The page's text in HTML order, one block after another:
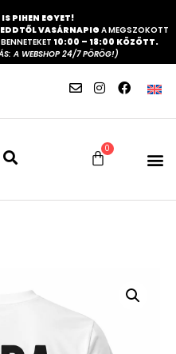
PIHEN EGYET!
VASÁRNAPIG A MEGSZOKOTT
10:00 – 18:00 KÖZÖTT.
A WEBSHOP 24/7 PÖRÖG!)
0